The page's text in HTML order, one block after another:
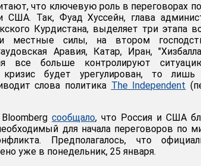
что ключевую роль в переговорах
США. Так, Фуад Хуссейн, глава
Курдистана, выделяет три этапа
силы, на втором
Аравия, Катар, Иран,
больше контролируют
кризис будет урегулирован, то лишь
слова политика The Independent
сообщало, что Россия и США
для начала переговоров по
Предполагалось, что
уже в понедельник, 25 января.